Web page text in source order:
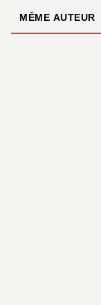
MÊME AUTEUR